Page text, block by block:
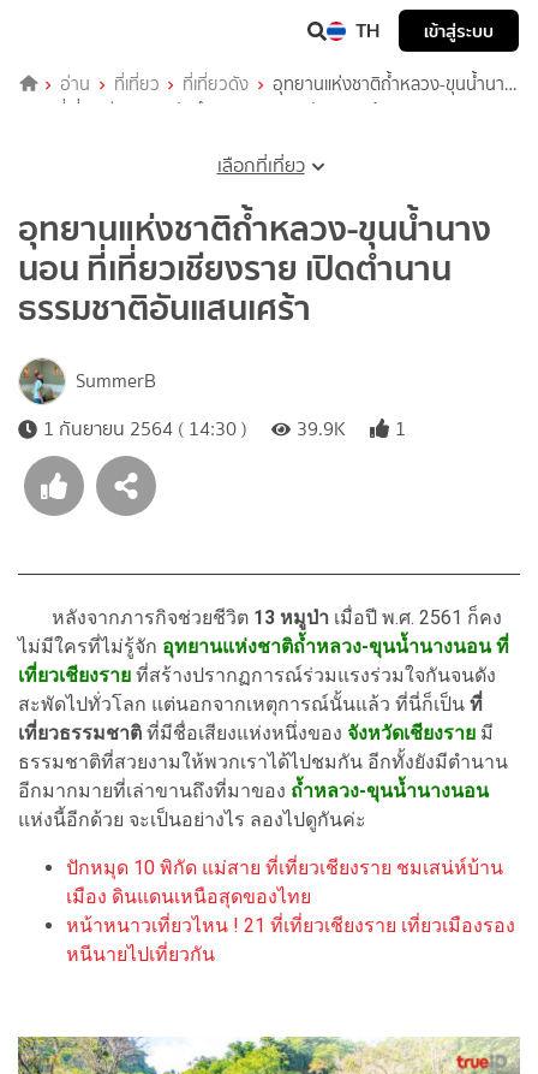
TH เข้าสู่ระบบ
อ่าน ที่เที่ยว ที่เที่ยวดัง
อุทยานแห่งชาติถ้ำหลวง-ขุนน้ำนาง
นอน ที่เที่ยวเชียงราย เปิดตำนานธรรมชาติอันแสนเศร้า
เลือกที่เที่ยว
อุทยานแห่งชาติถ้ำหลวง-ขุนน้ำนาง
นอน ที่เที่ยวเชียงราย เปิดตำนาน
ธรรมชาติอันแสนเศร้า
SummerB
1 กันยายน 2564 ( 14:30 )
39.9K 1
หลังจากภารกิจช่วยชีวิต 13 หมูป่า เมื่อปี พ.ศ. 2561 ก็คง
ไม่มีใครที่ไม่รู้จัก อุทยานแห่งชาติถ้ำหลวง-ขุนน้ำนางนอน ที่
เที่ยวเชียงราย ที่สร้างปรากฏการณ์ร่วมแรงร่วมใจกันจนดัง
สะพัดไปทั่วโลก แต่นอกจากเหตุการณ์นั้นแล้ว ที่นี่ก็เป็น ที่
เที่ยวธรรมชาติ ที่มีชื่อเสียงแห่งหนึ่งของ จังหวัดเชียงราย มี
ธรรมชาติที่สวยงามให้พวกเราได้ไปชมกัน อีกทั้งยังมีตำนาน
อีกมากมายที่เล่าขานถึงที่มาของ ถ้ำหลวง-ขุนน้ำนางนอน
แห่งนี้อีกด้วย จะเป็นอย่างไร ลองไปดูกันค่ะ
ปักหมุด 10 พิกัด แม่สาย ที่เที่ยวเชียงราย ชมเสน่ห์บ้าน
เมือง ดินแดนเหนือสุดของไทย
หน้าหนาวเที่ยวไหน ! 21 ที่เที่ยวเชียงราย เที่ยวเมืองรอง
หนีนายไปเที่ยวกัน